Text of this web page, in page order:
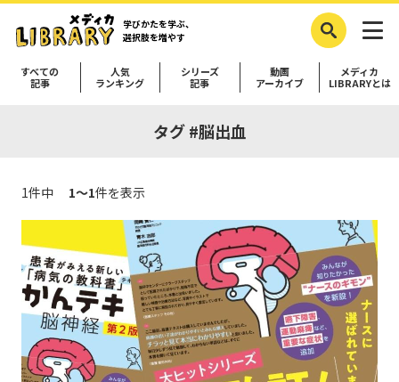
学びかたを学ぶ、
選択肢を増やす
すべての
記事
人気
ランキング
シリーズ
記事
動画
アーカイブ
メディカ
LIBRARYとは
タグ #脳出血
1件中 1～1件を表示